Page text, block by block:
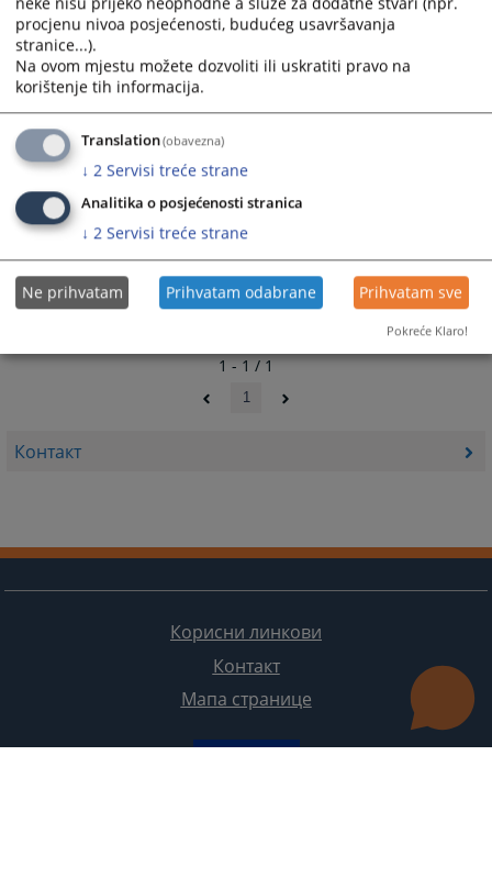
Контакт
1 - 1 / 1
1
Корисни линкови
Контакт
Мапа странице
procjenu nivoa posjećenosti, budućeg usavršavanja
stranice...).
Na ovom mjestu možete dozvoliti ili uskratiti pravo na
korištenje tih informacija.
Translation(obavezna)
↓ 2 Servisi treće strane
Analitika o posjećenosti stranica
↓ 2 Servisi treće strane
Ne prihvatam Prihvatam odabrane Prihvatam sve
Pokreće Klaro!